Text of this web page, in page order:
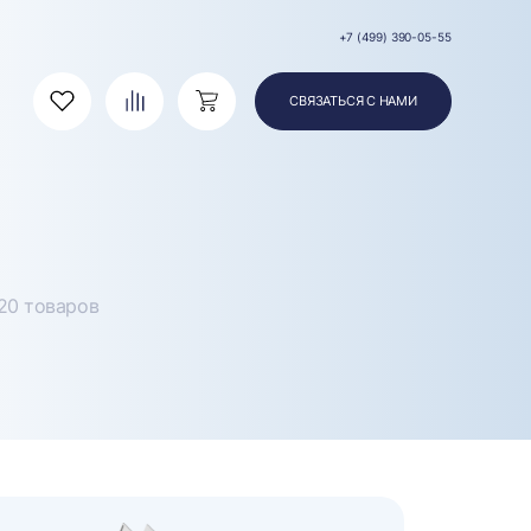
+7 (499) 390-05-55
Избранное СравнениеКорзина СВЯЗАТЬСЯ С НАМИ
товаров